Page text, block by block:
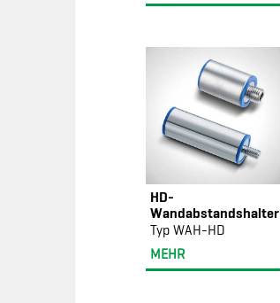
HD-
Wandabstandshalter
Typ WAH-HD
MEHR